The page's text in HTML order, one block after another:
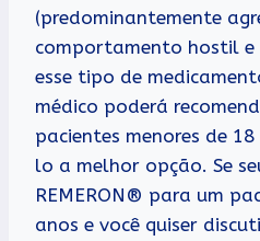
(predominantemente
comportamento hostil
esse tipo de
médico poderá
pacientes menores de
lo a melhor opção. Se
REMERON® para um
anos e você quiser